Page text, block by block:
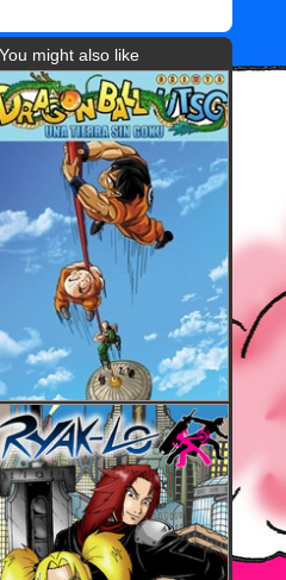
You might also like